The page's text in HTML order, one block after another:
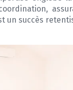
un succès